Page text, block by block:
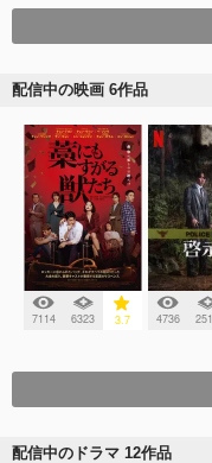
配信中の映画 6作品
7114 6323 3.7 4736
配信中のドラマ 12作品